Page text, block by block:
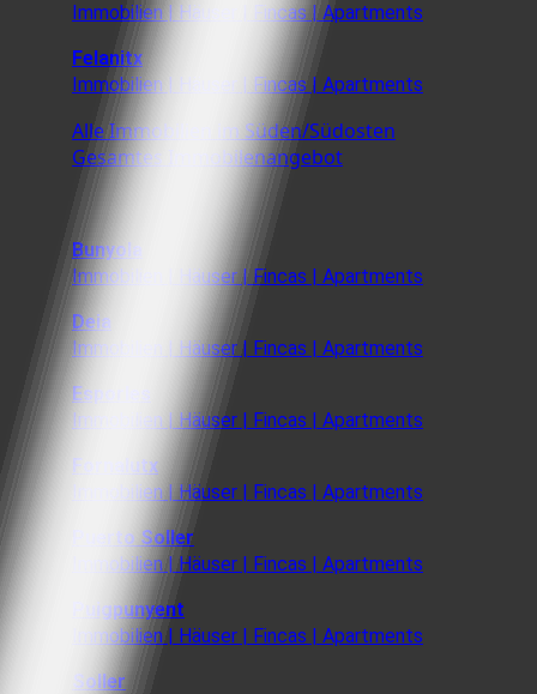
Immobilien | Häuser | Fincas | Apartments
Felanitx
Immobilien | Häuser | Fincas | Apartments
Alle Immobilien im Süden/Südosten
Gesamtes Immobilenangebot
Bunyola
Immobilien | Häuser | Fincas | Apartments
Deia
Immobilien | Häuser | Fincas | Apartments
Esporles
Immobilien | Häuser | Fincas | Apartments
Fornalutx
Immobilien | Häuser | Fincas | Apartments
Puerto Soller
Immobilien | Häuser | Fincas | Apartments
Puigpunyent
Immobilien | Häuser | Fincas | Apartments
Soller